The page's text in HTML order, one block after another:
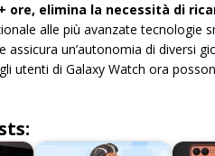
ore, elimina la necessità di
alle più avanzate tecnologie
assicura un’autonomia di diversi
utenti di Galaxy Watch ora